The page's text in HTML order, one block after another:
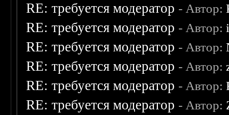
RE: требуется модератор - Автор:
RE: требуется модератор - Автор:
RE: требуется модератор - Автор:
RE: требуется модератор - Автор:
RE: требуется модератор - Автор:
RE: требуется модератор - Автор: